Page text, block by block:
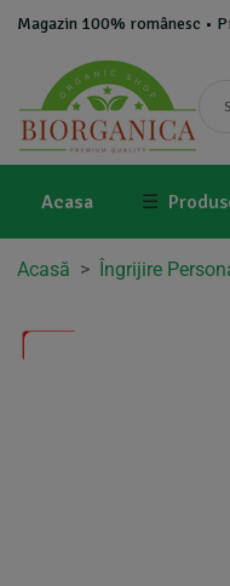
Magazin 100% românesc •
Acasa ☰
Acasă > Îngrijire